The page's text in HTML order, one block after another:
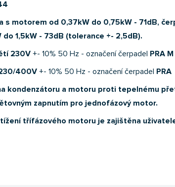
s motorem od 0,37kW do 0,75kW - 71dB,
do 1,5kW - 73dB (tolerance +- 2,5dB).
230V +- 10% 50 Hz - označení čerpadel PRA M
400V +- 10% 50 Hz - označení čerpadel PRA
kondenzátoru a motoru proti tepelnému
zapnutím pro jednofázový motor.
třífázového motoru je zajištěna